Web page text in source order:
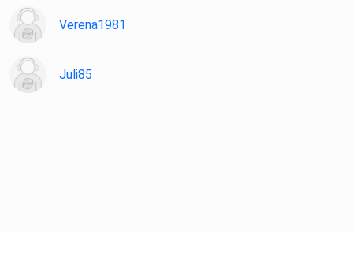
Verena1981
Juli85